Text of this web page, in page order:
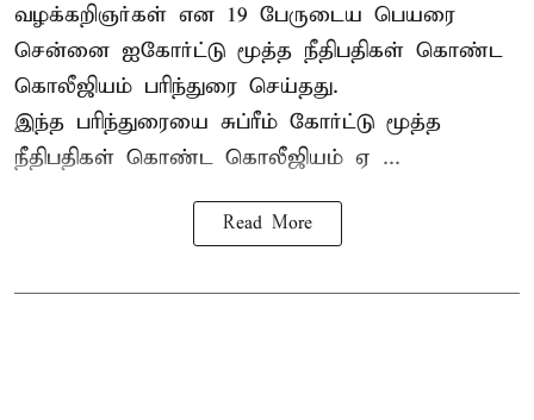
வழக்கறிஞர்கள் என 19 பேருடைய பெயரை
சென்னை ஐகோர்ட்டு மூத்த நீதிபதிகள் கொண்ட
கொலீஜியம் பரிந்துரை செய்தது.
இந்த பரிந்துரையை சுப்ரீம் கோர்ட்டு மூத்த
நீதிபதிகள் கொண்ட கொலீஜியம் ஏ ...
Read More